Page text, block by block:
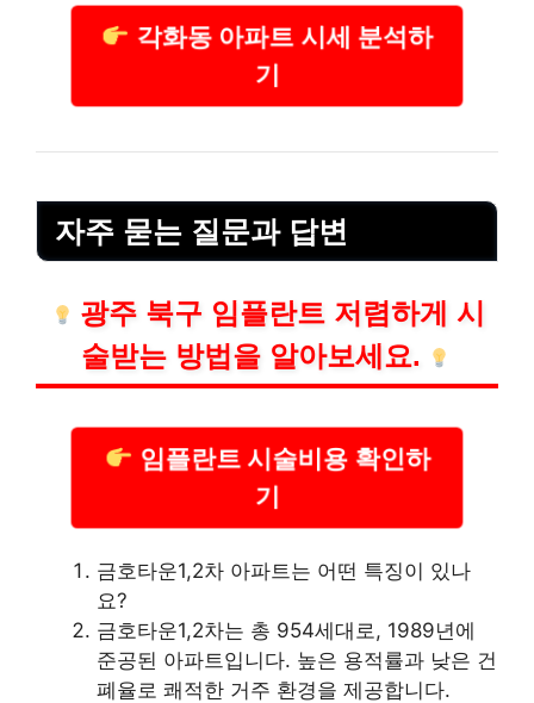
각화동 아파트 시세 분석하
기
자주 묻는 질문과 답변
광주 북구 임플란트 저렴하게 시
술받는 방법을 알아보세요.
임플란트 시술비용 확인하
기
금호타운1,2차 아파트는 어떤 특징이 있나
요?
금호타운1,2차는 총 954세대로, 1989년에
준공된 아파트입니다. 높은 용적률과 낮은 건
폐율로 쾌적한 거주 환경을 제공합니다.